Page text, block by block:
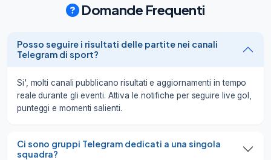
Domande Frequenti
Posso seguire i risultati delle partite nei canali
Telegram di sport?
Si', molti canali pubblicano risultati e aggiornamenti in tempo
reale durante gli eventi. Attiva le notifiche per seguire live gol,
punteggi e momenti salienti.
Ci sono gruppi Telegram dedicati a una singola
squadra?